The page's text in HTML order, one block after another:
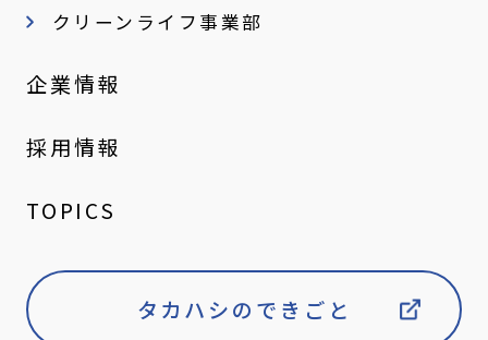
クリーンライフ事業部
企業情報
採用情報
TOPICS
タカハシのできごと